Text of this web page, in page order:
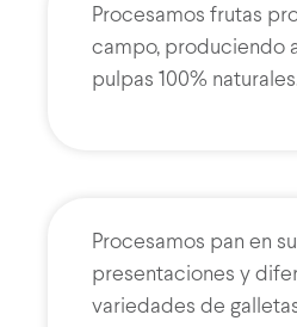
Procesamos frutas
campo, produciendo
pulpas 100%
Procesamos pan en
presentaciones y
variedades de